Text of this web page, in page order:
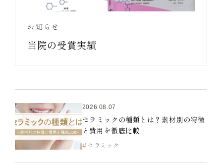
お知らせ
当院の受賞実績
2026.08.07
セラミックの種類とは？素材別の特徴
と費用を徹底比較
セラミック